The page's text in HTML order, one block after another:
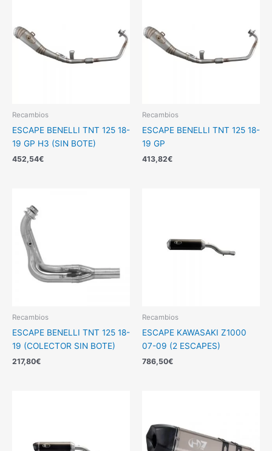
Recambios
ESCAPE BENELLI TNT 125 18-
19 GP H3 (SIN BOTE)
452,54€
Recambios
ESCAPE BENELLI TNT 125 18-
19 GP
413,82€
Recambios
ESCAPE BENELLI TNT 125 18-
19 (COLECTOR SIN BOTE)
217,80€
Recambios
ESCAPE KAWASAKI Z1000
07-09 (2 ESCAPES)
786,50€